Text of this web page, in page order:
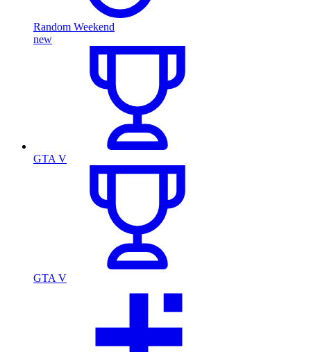
Random Weekend
new
GTA V
GTA V